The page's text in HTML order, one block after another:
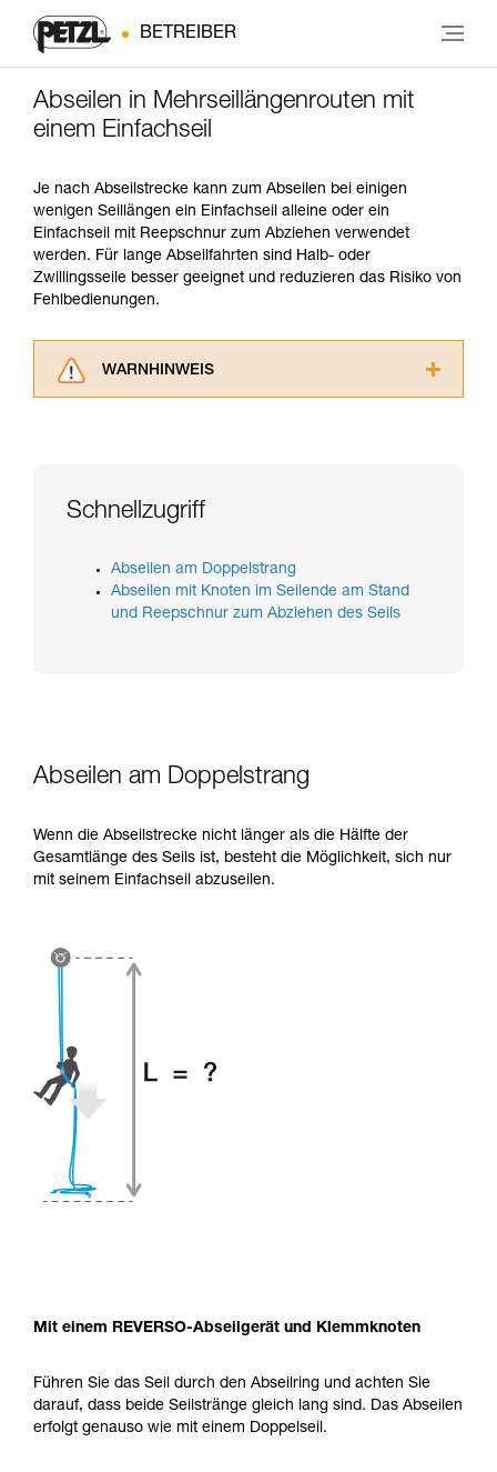
BETREIBER
Abseilen in Mehrseillängenrouten mit
einem Einfachseil
Je nach Abseilstrecke kann zum Abseilen bei einigen
wenigen Seillängen ein Einfachseil alleine oder ein
Einfachseil mit Reepschnur zum Abziehen verwendet
werden. Für lange Abseilfahrten sind Halb- oder
Zwillingsseile besser geeignet und reduzieren das Risiko von
Fehlbedienungen.
WARNHINWEIS
verstehen zu können, müssen Sie zuerst die in
der Gebrauchsanweisung enthaltenen
Die Beherrschung dieser Techniken setzt eine
entsprechende Ausbildung und ein spezielles
Training voraus. Prüfen Sie zusammen mit
beschrieben werden.
Schnellzugriff
Abseilen am Doppelstrang
Abseilen mit Knoten im Seilende am Stand
und Reepschnur zum Abziehen des Seils
Abseilen am Doppelstrang
Wenn die Abseilstrecke nicht länger als die Hälfte der
Gesamtlänge des Seils ist, besteht die Möglichkeit, sich nur
mit seinem Einfachseil abzuseilen.
Mit einem REVERSO-Abseilgerät und Klemmknoten
Führen Sie das Seil durch den Abseilring und achten Sie
darauf, dass beide Seilstränge gleich lang sind. Das Abseilen
erfolgt genauso wie mit einem Doppelseil.